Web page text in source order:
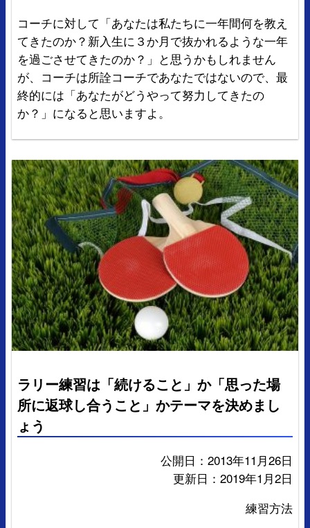
コーチに対して「あなたは私たちに一年間何を教え
てきたのか？新入生に３か月で抜かれるような一年
を過ごさせてきたのか？」と思うかもしれません
が、コーチは所詮コーチであなたではないので、最
終的には「あなたがどうやって努力してきたの
か？」になると思いますよ。
ラリー練習は「続けること」か「思った場
所に返球し合うこと」かテーマを決めまし
ょう
公開日：2013年11月26日
更新日：2019年1月2日
練習方法